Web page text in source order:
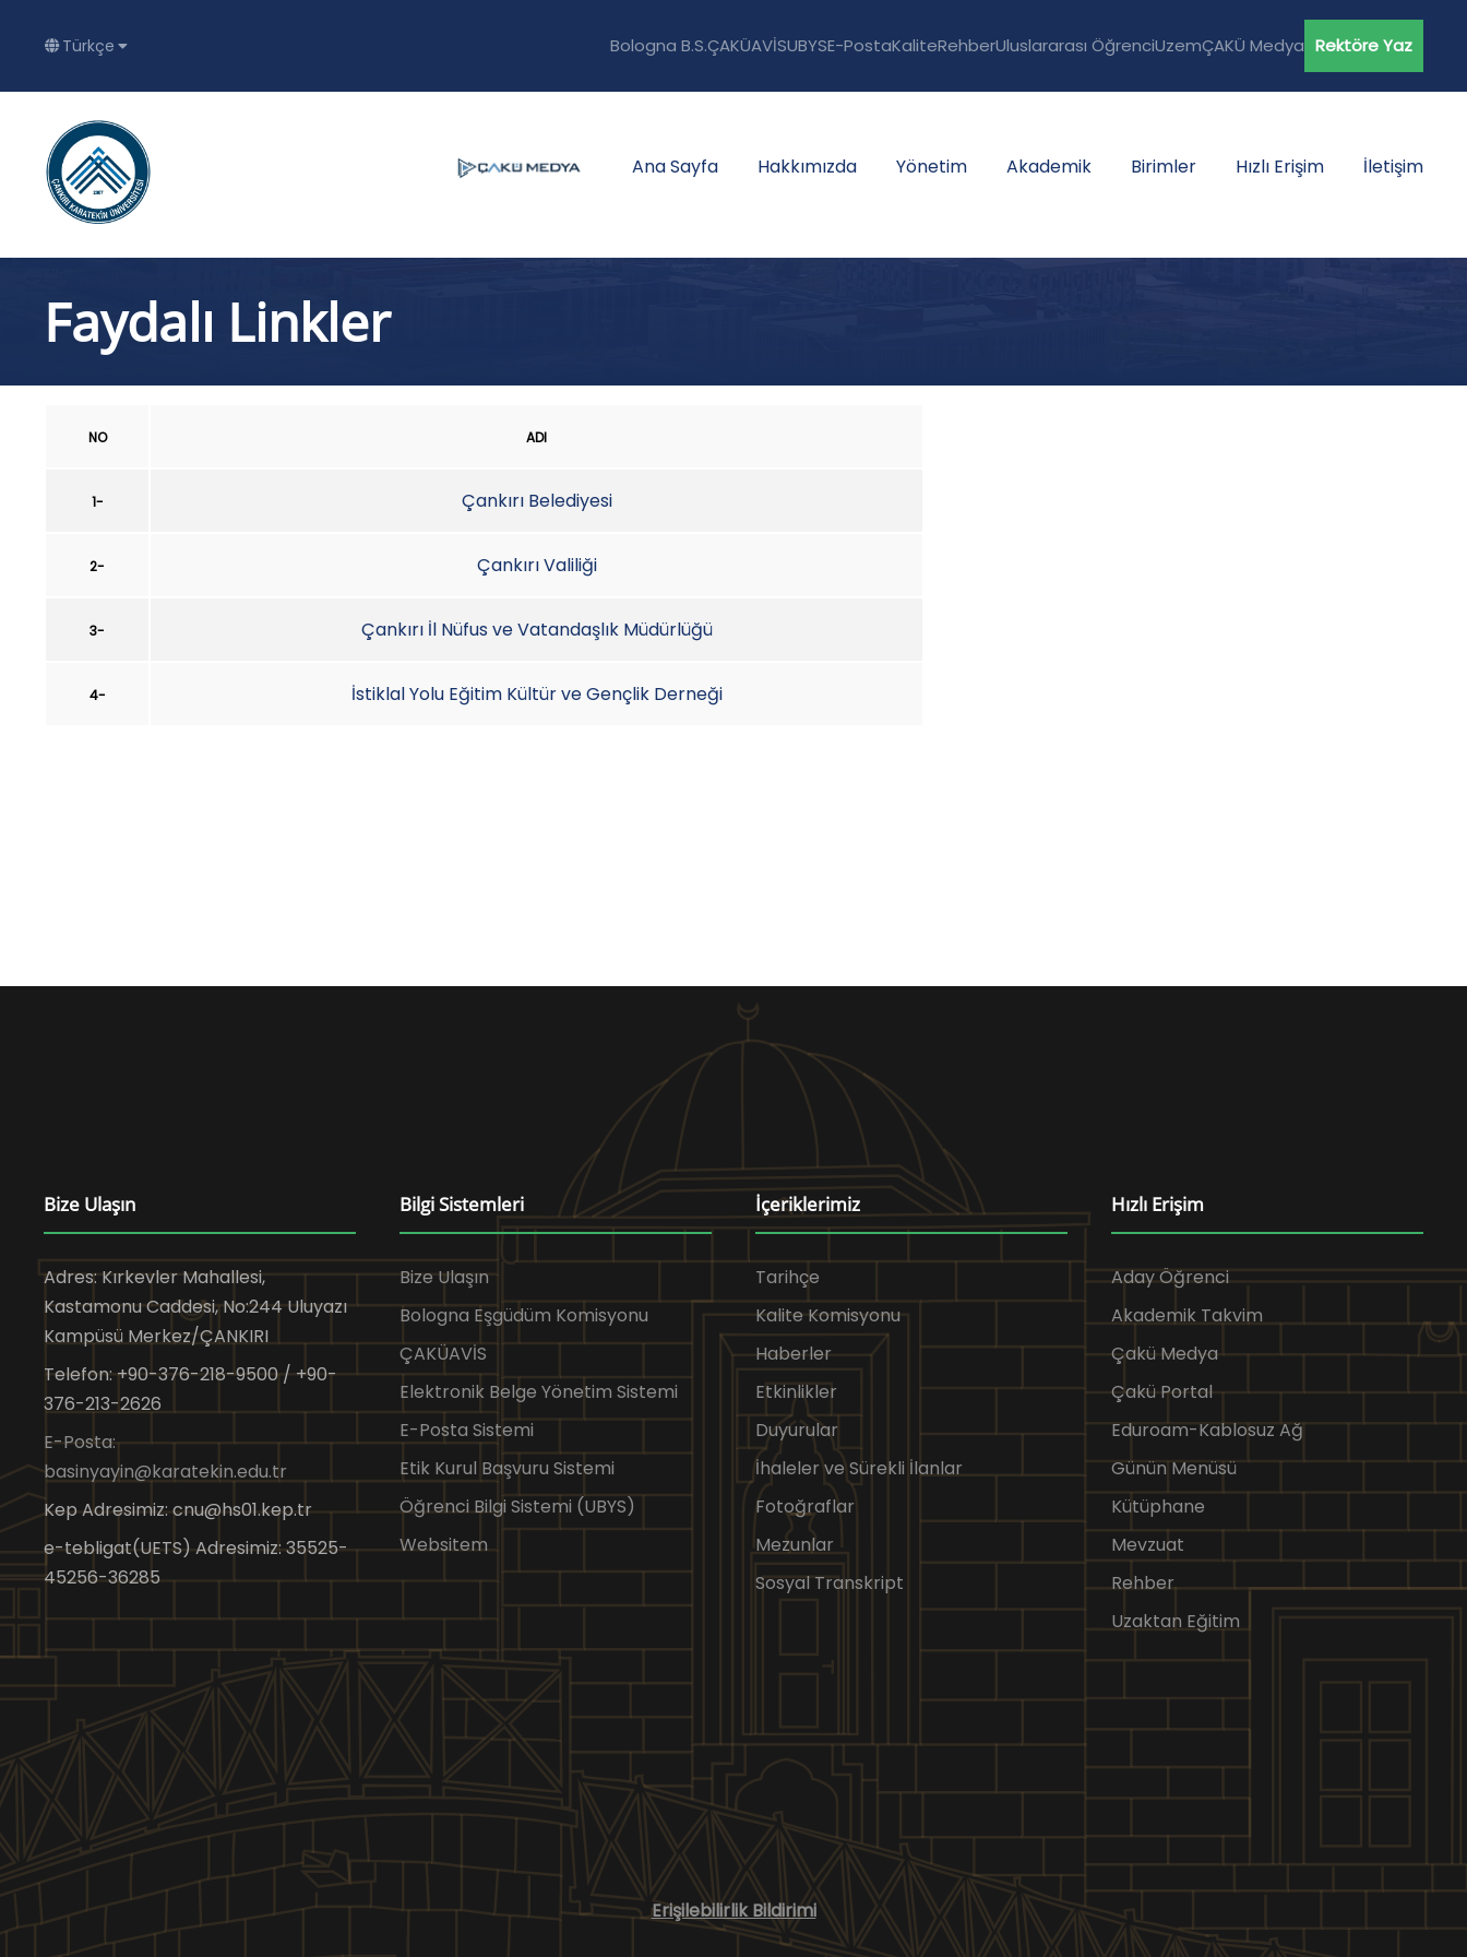
Türkçe Bologna B.S.ÇAKÜAVİSUBYSE-PostaKaliteRehberUluslararası ÖğrenciUzemÇAKÜ Medya Rektöre Yaz
Ana Sayfa Hakkımızda Yönetim Akademik Birimler Hızlı Erişim İletişim
Faydalı Linkler
NO ADI
1- Çankırı Belediyesi
2- Çankırı Valiliği
3- Çankırı İl Nüfus ve Vatandaşlık Müdürlüğü
4- İstiklal Yolu Eğitim Kültür ve Gençlik Derneği
Bize Ulaşın
Adres: Kırkevler Mahallesi,
Kastamonu Caddesi, No:244 Uluyazı
Kampüsü Merkez/ÇANKIRI
Telefon: +90-376-218-9500 / +90-
376-213-2626
E-Posta:
basinyayin@karatekin.edu.tr
Kep Adresimiz: cnu@hs01.kep.tr
e-tebligat(UETS) Adresimiz: 35525-
45256-36285
Bilgi Sistemleri
Bize Ulaşın
Bologna Eşgüdüm Komisyonu
ÇAKÜAVİS
Elektronik Belge Yönetim Sistemi
E-Posta Sistemi
Etik Kurul Başvuru Sistemi
Öğrenci Bilgi Sistemi (UBYS)
Websitem
İçeriklerimiz
Tarihçe
Kalite Komisyonu
Haberler
Etkinlikler
Duyurular
İhaleler ve Sürekli İlanlar
Fotoğraflar
Mezunlar
Sosyal Transkript
Hızlı Erişim
Aday Öğrenci
Akademik Takvim
Çakü Medya
Çakü Portal
Eduroam-Kablosuz Ağ
Günün Menüsü
Kütüphane
Mevzuat
Rehber
Uzaktan Eğitim
Erişilebilirlik Bildirimi